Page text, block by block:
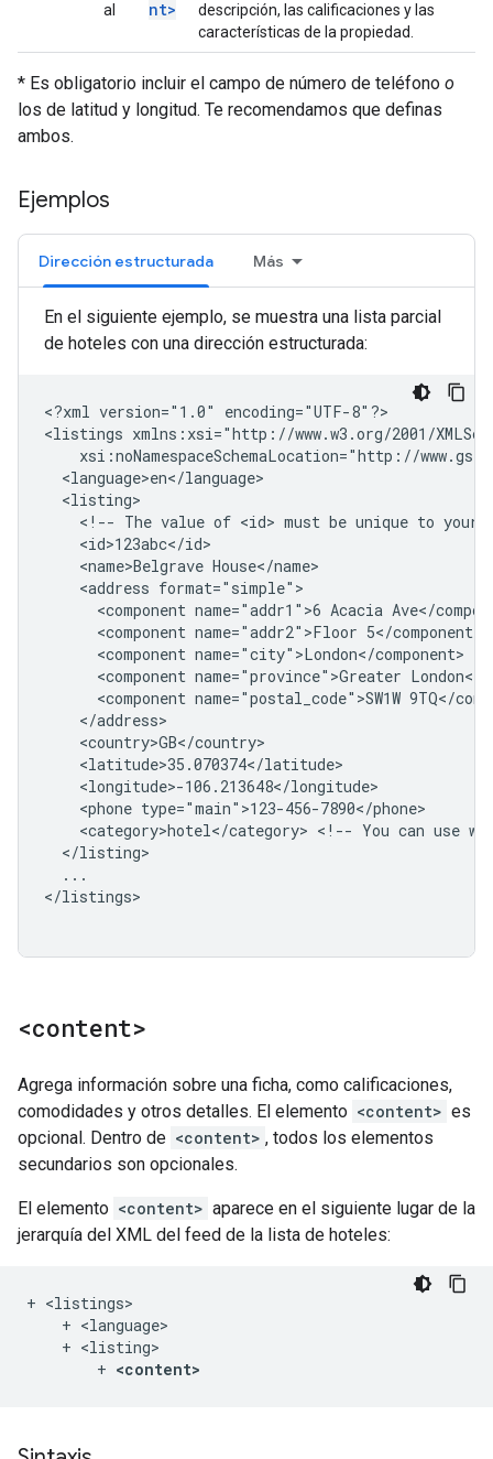
al
nt>
descripción, las calificaciones y las
características de la propiedad.
* Es obligatorio incluir el campo de número de teléfono o
los de latitud y longitud. Te recomendamos que definas
ambos.
Ejemplos
Dirección estructurada Más
En el siguiente ejemplo, se muestra una lista parcial
de hoteles con una dirección estructurada:
<?xml version="1.0"
encoding="UTF-8"?>
<listings
<!-- The value of <id> must be unique to your
<name>Belgrave
<address
<component name="addr1">6 Acacia
<component name="addr2">Floor
<component
<component name="province">Greater
<component name="postal_code">SW1W
<phone
<category>hotel</category> <!-- You can use
...
</listings>
<content>
Agrega información sobre una ficha, como calificaciones,
comodidades y otros detalles. El elemento <content> es
opcional. Dentro de <content> , todos los elementos
secundarios son opcionales.
El elemento <content> aparece en el siguiente lugar de la
jerarquía del XML del feed de la lista de hoteles:
+ <listings>
    + <language>
    + <listing>
        +
<content>